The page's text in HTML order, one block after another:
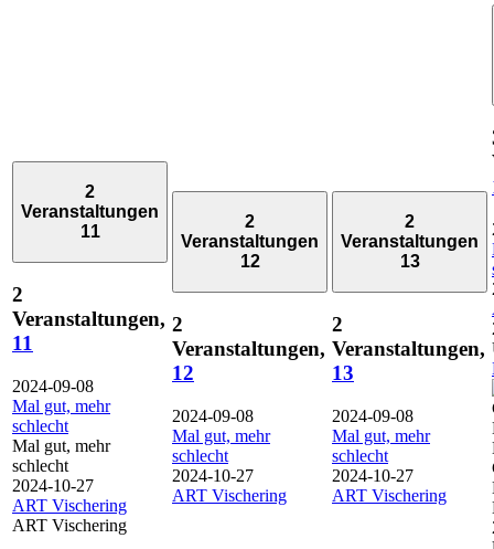
2
Veranstaltungen
11
2
Veranstaltungen,
11
2024-09-08
Mal gut, mehr
schlecht
Mal gut, mehr
schlecht
2024-10-27
ART Vischering
ART Vischering
2
Veranstaltungen
12
2
Veranstaltungen,
12
2024-09-08
Mal gut, mehr
schlecht
2024-10-27
ART Vischering
2
Veranstaltungen
13
2
Veranstaltungen,
13
2024-09-08
Mal gut, mehr
schlecht
2024-10-27
ART Vischering